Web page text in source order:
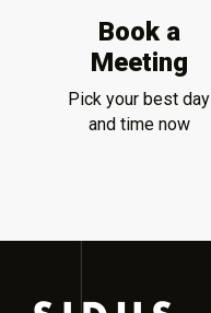
Book a
Meeting
Pick your best day
and time now